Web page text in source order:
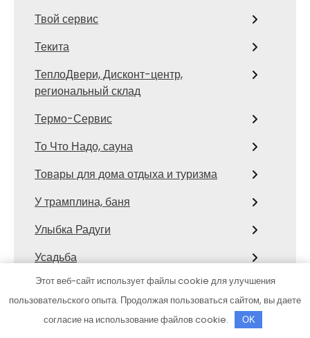
Твой сервис
Текита
ТеплоДвери, Дисконт-центр,
региональный склад
Термо-Сервис
То Что Надо, сауна
Товары для дома отдыха и туризма
У трамплина, баня
Улыбка Радуги
Усадьба
Усадьба банная, сауна
Усадьба, гостиничный комплекс
Этот веб-сайт использует файлы cookie для улучшения
пользовательского опыта. Продолжая пользоваться сайтом, вы даете
согласие на использование файлов cookie.
OK